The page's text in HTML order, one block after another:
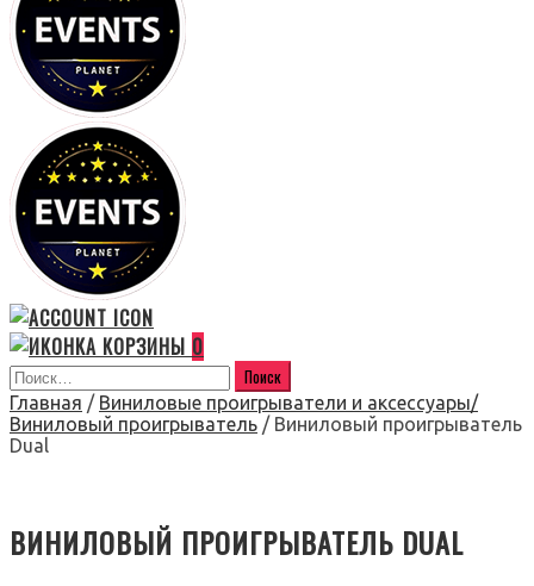
0
Главная / Виниловые проигрыватели и аксессуары/
Виниловый проигрыватель / Виниловый проигрыватель
Dual
ВИНИЛОВЫЙ ПРОИГРЫВАТЕЛЬ DUAL